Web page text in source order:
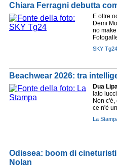
Chiara Ferragni debutta
E oltre
Demi
no
SKY Tg24
Beachwear 2026: tra
Dua
lato
Non
ce n'è
La
Odissea: boom di
Nolan